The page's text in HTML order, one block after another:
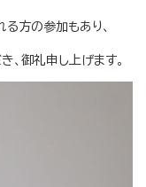
方の参加もあり、
、御礼申し上げます。